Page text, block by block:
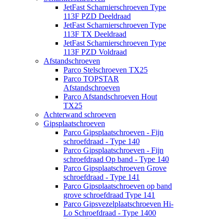
JetFast Scharnierschroeven Type
113F PZD Deeldraad
JetFast Scharnierschroeven Type
113F TX Deeldraad
JetFast Scharnierschroeven Type
113F PZD Voldraad
Afstandschroeven
Parco Stelschroeven TX25
Parco TOPSTAR
Afstandschroeven
Parco Afstandschroeven Hout
TX25
Achterwand schroeven
Gipsplaatschroeven
Parco Gipsplaatschroeven - Fijn
schroefdraad - Type 140
Parco Gipsplaatschroeven - Fijn
schroefdraad Op band - Type 140
Parco Gipsplaatschroeven Grove
schroefdraad - Type 141
Parco Gipsplaatschroeven op band
grove schroefdraad Type 141
Parco Gipsvezelplaatschroeven Hi-
Lo Schroefdraad - Type 1400